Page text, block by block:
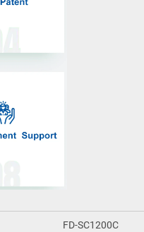
FD-SC1200C